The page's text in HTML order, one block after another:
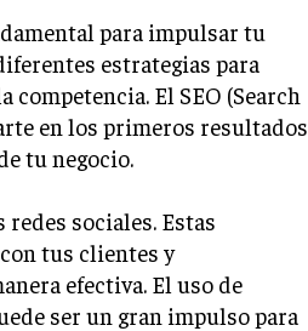
para impulsar tu
estrategias para
El SEO (Search
en los primeros resultados
tu negocio.
redes sociales. Estas
tus clientes y
efectiva. El uso de
ser un gran impulso para